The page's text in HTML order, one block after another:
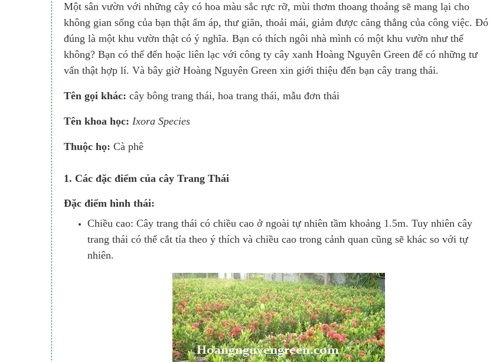
Một sân vườn với những cây có hoa màu sắc rực rỡ, mùi thơm thoang thoảng sẽ mang lại cho
không gian sống của bạn thật ấm áp, thư giãn, thoải mái, giảm được căng thẳng của công việc. Đó
đúng là một khu vườn thật có ý nghĩa. Bạn có thích ngôi nhà mình có một khu vườn như thế
không? Bạn có thể đến hoặc liên lạc với công ty cây xanh Hoàng Nguyên Green để có những tư
vấn thật hợp lí. Và bây giờ Hoàng Nguyên Green xin giới thiệu đến bạn cây trang thái.
Tên gọi khác: cây bông trang thái, hoa trang thái, mẫu đơn thái
Tên khoa học: Ixora Species
Thuộc họ: Cà phê
1. Các đặc điểm của cây Trang Thái
Đặc điểm hình thái:
Chiều cao: Cây trang thái có chiều cao ở ngoài tự nhiên tầm khoảng 1.5m. Tuy nhiên cây
trang thái có thể cắt tỉa theo ý thích và chiều cao trong cảnh quan cũng sẽ khác so với tự
nhiên.